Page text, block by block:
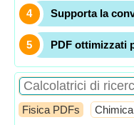
Supporta la
PDF ottimizzati
Fisica PDFs